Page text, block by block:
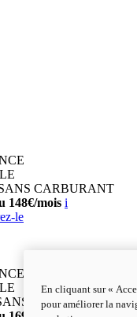
CARBURANT
148€/mois i
le
CARBURANT
En cliquant sur «
pour améliorer la